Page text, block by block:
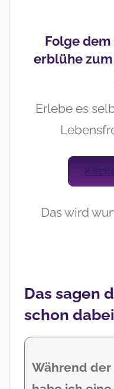
Folge
erblühe
Erlebe es
Das wird
Das sagen
schon
Während